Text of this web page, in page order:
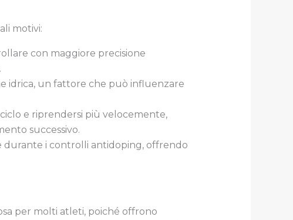
motivi:
con maggiore precisione
idrica, un fattore che può influenzare
e riprendersi più velocemente,
successivo.
durante i controlli antidoping, offrendo
per molti atleti, poiché offrono